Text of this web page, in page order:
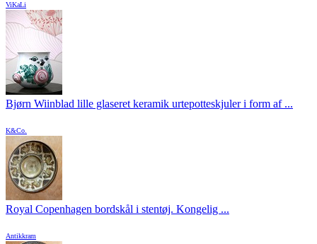
ViKaLi
Bjørn Wiinblad lille glaseret keramik urtepotteskjuler i form af ...
K&Co.
Royal Copenhagen bordskål i stentøj. Kongelig ...
Antikkram